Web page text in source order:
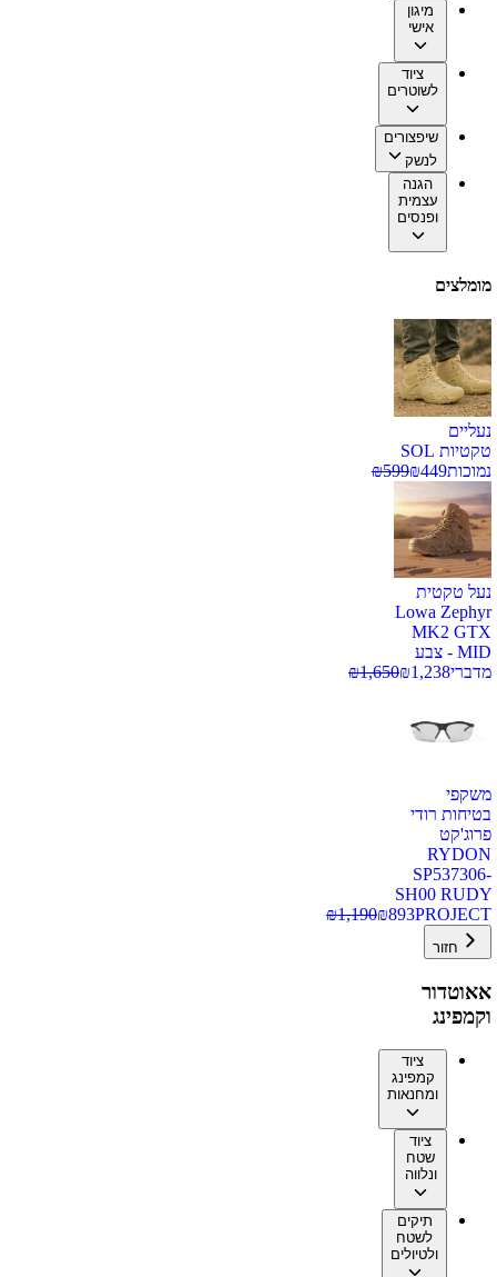
מיגון
אישי
ציוד
לשוטרים
שיפצורים
לנשק
הגנה
עצמית
ופנסים
מומלצים
נעליים
טקטיות SOL
נמוכות
₪449
₪599
נעל טקטית
Lowa Zephyr
MK2 GTX
MID - צבע
מדברי
₪1,238
₪1,650
משקפי
בטיחות רודי
פרוג'קט
RYDON
SP537306-
SH00 RUDY
PROJECT
₪893
₪1,190
חזור
אאוטדור
וקמפינג
ציוד
קמפינג
ומחנאות
ציוד
שטח
ונלווה
תיקים
לשטח
ולטיולים